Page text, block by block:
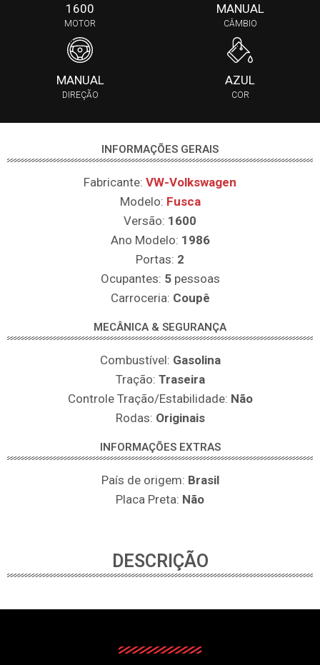
1600
MOTOR
MANUAL
CÂMBIO
MANUAL
DIREÇÃO
AZUL
COR
INFORMAÇÕES GERAIS
Fabricante: VW-Volkswagen
Modelo: Fusca
Versão: 1600
Ano Modelo: 1986
Portas: 2
Ocupantes: 5pessoas
Carroceria: Coupê
MECÂNICA & SEGURANÇA
Combustível: Gasolina
Tração: Traseira
Controle Tração/Estabilidade: Não
Rodas: Originais
INFORMAÇÕES EXTRAS
País de origem: Brasil
Placa Preta: Não
DESCRIÇÃO